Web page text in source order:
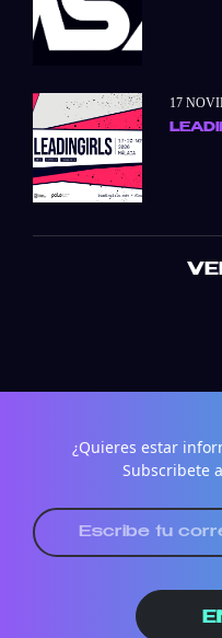
17
¿Quieres estar
Subscribete